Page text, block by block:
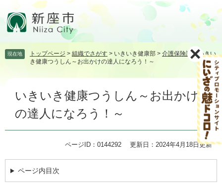
頭飛 現在地 トップページ > 組織でさがす > いきいき健康部 > 介護保険課 >いきい
き健康つうしん～お出かけの達人になろう！～
いきいき健康つうしん～お出かけ
の達人になろう！～
ページID：0144292 更新日：2024年4月18日更新
ページ内目次